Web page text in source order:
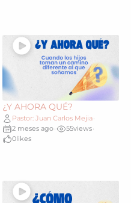
¿Y AHORA QUÉ?
Pastor: Juan Carlos Mejia•
2 meses ago• 55views•
0likes